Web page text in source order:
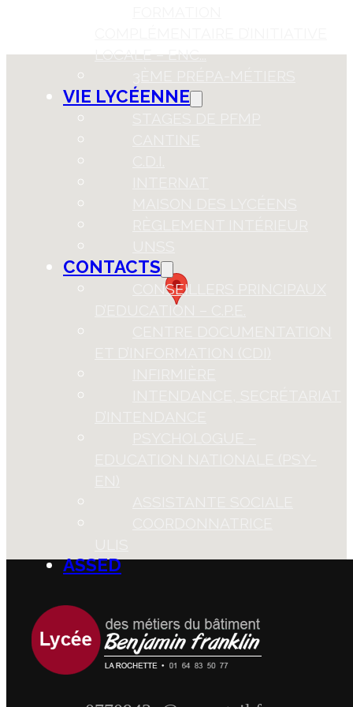
LOCALE – ENC...
VIE LYCÉENNE
CONTACTS
CONSEILLERS PRINCIPAUX
D’EDUCATION – C.P.E.
ASSED